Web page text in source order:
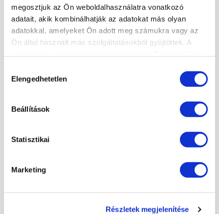
megosztjuk az Ön weboldalhasználatra vonatkozó
adatait, akik kombinálhatják az adatokat más olyan
adatokkal, amelyeket Ön adott meg számukra vagy az
Ön által használt más szolgáltatásokból gyűjtöttek. A
kiválasztása
Elengedhetetlen
Beállítások
Statisztikai
Marketing
Részletek megjelenítése
A kosár üres.
KOSÁR
HÍREK, CIKKEK
TANÁRAINK
KÉPZÉSEINK
KÖRÖMHAJÓ